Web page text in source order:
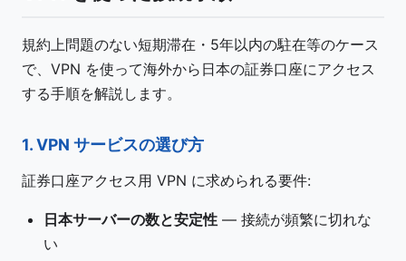
規約上問題のない短期滞在・5年以内の駐在等のケース
で、VPN を使って海外から日本の証券口座にアクセス
する手順を解説します。
1. VPN サービスの選び方
証券口座アクセス用 VPN に求められる要件:
日本サーバーの数と安定性 — 接続が頻繁に切れな
い